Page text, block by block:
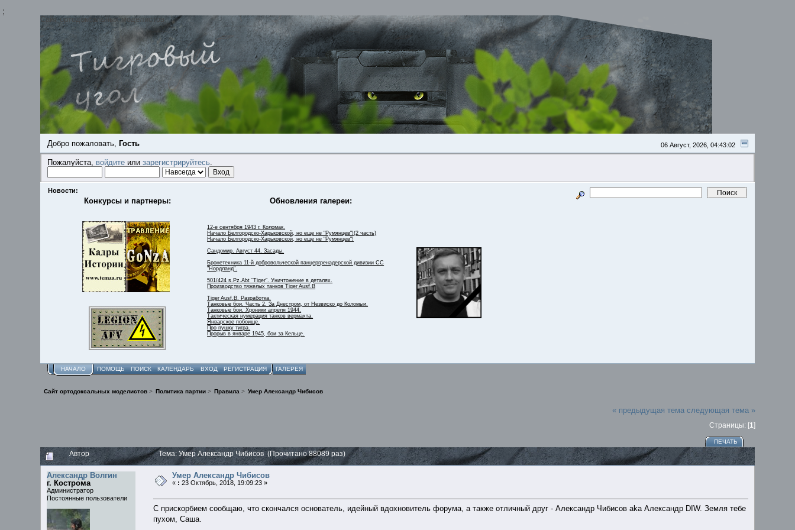
;
Сайт ортодоксальных моделистов
06 Август, 2026, 04:43:02
Добро пожаловать, Гость
Пожалуйста, войдитеили зарегистрируйтесь.
Новости:
Конкурсы и партнеры: Обновления галереи:
12-е сентября 1943 г. Коломак.
Начало Белгородско-Харьковской, но еще не "Румянцев"!(2 часть)
Начало Белгородско-Харьковской, но еще не "Румянцев"!
Сандомир. Август 44. Засады.
Бронетехника 11-й добровольческой панцергренадерской дивизии СС
"Нордланд".
501/424 s.Pz.Abt “Tiger”. Уничтожение в деталях.
Производство тяжелых танков Tiger Ausf.B
Tiger Ausf.B. Разработка.
Танковые бои. Часть 2. За Днестром, от Незвиско до Коломыи.
Танковые бои. Хроники апреля 1944.
Тактическая нумерация танков вермахта.
Январское побоище.
Про пушку тигра.
Прорыв в январе 1945, бои за Кельце.
НАЧАЛО ПОМОЩЬ ПОИСК КАЛЕНДАРЬ ВХОД РЕГИСТРАЦИЯ ГАЛЕРЕЯ
Сайт ортодоксальных моделистов> Политика партии> Правила > Умер Александр Чибисов
« предыдущая тема следующая тема »
Страницы: [1]
ПЕЧАТЬ
Автор Тема: Умер Александр Чибисов (Прочитано 88089 раз)
Александр Волгин
г. Кострома
Администратор
Постоянные пользователи
Умер Александр Чибисов
« : 23 Октябрь, 2018, 19:09:23 »
С прискорбием сообщаю, что скончался основатель, идейный вдохновитель форума, а также отличный друг - Александр Чибисов aka Александр DIW. Земля тебе
пухом, Саша.